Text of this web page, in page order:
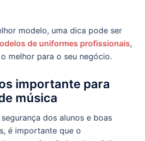
modelo, uma dica pode ser
de uniformes profissionais,
melhor para o seu negócio.
importante para
música
dos alunos e boas
é importante que o